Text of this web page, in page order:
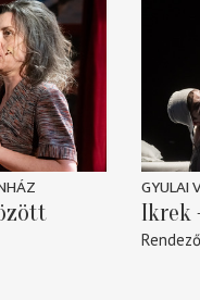
GYULAI
Ikrek
Rendező